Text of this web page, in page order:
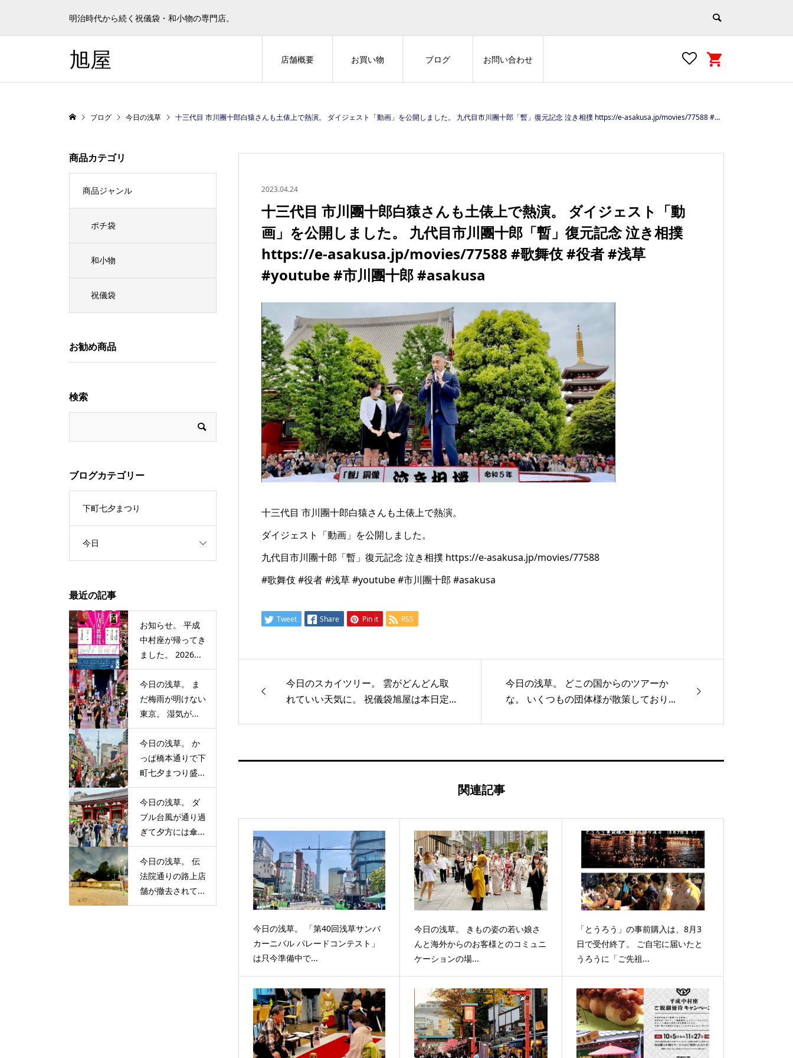
明治時代から続く祝儀袋・和小物の専門店。
旭屋 店舗概要 お買い物 ブログ お問い合わせ
ブログ 今日の浅草 十三代目 市川團十郎白猿さんも土俵上で熱演。 ダイジェスト「動画」を公開しました。 九代目市川團十郎「暫」復元記念 泣き相撲 https://e-asakusa.jp/movies/77588 #歌舞伎 #役者 #浅草 #youtube #市川團十郎 #asakusa
2023.04.24
十三代目 市川團十郎白猿さんも土俵上で熱演。 ダイジェスト「動
画」を公開しました。 九代目市川團十郎「暫」復元記念 泣き相撲
https://e-asakusa.jp/movies/77588 #歌舞伎 #役者 #浅草
#youtube #市川團十郎 #asakusa
十三代目 市川團十郎白猿さんも土俵上で熱演。
ダイジェスト「動画」を公開しました。
九代目市川團十郎「暫」復元記念 泣き相撲 https://e-asakusa.jp/movies/77588
#歌舞伎 #役者 #浅草 #youtube #市川團十郎 #asakusa
Tweet Share Pin it RSS
今日のスカイツリー。 雲がどんどん取
れていい天気に。 祝儀袋旭屋は本日定...
今日の浅草。 どこの国からのツアーか
な。 いくつもの団体様が散策しており...
関連記事
今日の浅草。 「第40回浅草サンバ
カーニバル パレードコンテスト」
は只今準備中で...
今日の浅草。 きもの姿の若い娘さ
んと海外からのお客様とのコミュニ
ケーションの場...
「とうろう」の事前購入は、8月3
日で受付終了。 ご自宅に届いたと
うろうに「ご先祖...
商品カテゴリ
商品ジャンル
ポチ袋
和小物
祝儀袋
お勧め商品
検索
ブログカテゴリー
下町七夕まつり
今日
最近の記事
お知らせ。 平成
中村座が帰ってき
ました。 2026...
今日の浅草。 ま
だ梅雨が明けない
東京。 湿気が...
今日の浅草。 か
っぱ橋本通りで下
町七夕まつり盛...
今日の浅草。 ダ
ブル台風が通り過
ぎて夕方には傘...
今日の浅草。 伝
法院通りの路上店
舗が撤去されて...